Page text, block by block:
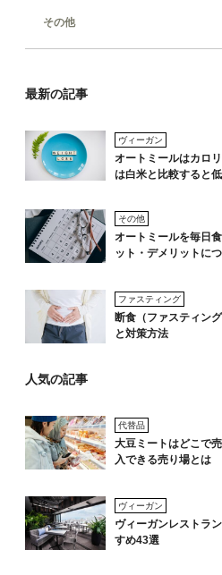
その他
最新の記事
ヴィーガン
オートミールはカロ
は白米と比較すると
その他
オートミールを毎日
ット・デメリットに
ファスティング
断食（ファスティン
と対策方法
人気の記事
代替品
大豆ミートはどこで
入できる売り場とは
ヴィーガン
ヴィーガンレストラ
すめ43選